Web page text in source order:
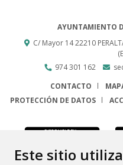
Este sitio
AYUNTAMIENTO
C/ Mayor 1422210
974 301 162
CONTACTO
PROTECCIÓN DE DATOS